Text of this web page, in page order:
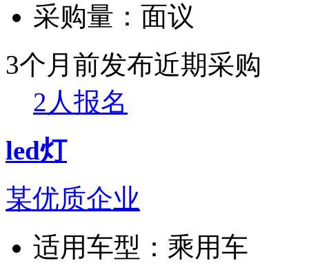
采购量： 面议
3个月前发布近期采购
2人报名
led灯
某优质企业
适用车型： 乘用车